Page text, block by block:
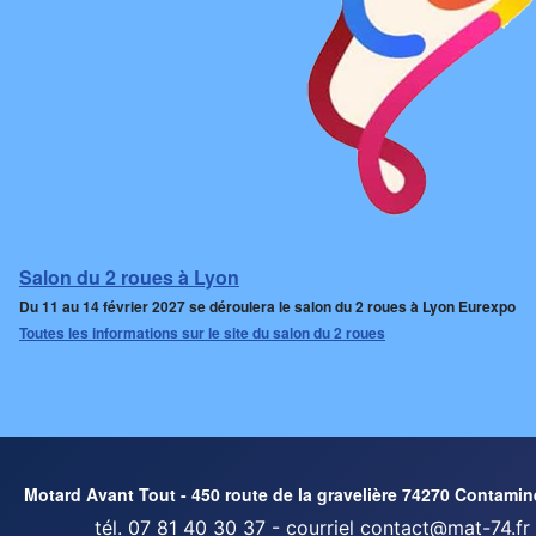
Salon du 2 roues à Lyon
Du 11 au 14 février 2027 se déroulera le salon du 2 roues à Lyon Eurexpo
Toutes les informations sur le site du salon du 2 roues
Motard Avant Tout - 450 route de la gravelière 74270
tél. 07 81 40 30 37 - courriel contact@mat-74.fr